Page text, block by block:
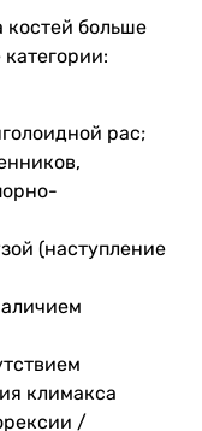
костей больше
рас;
(наступление
климакса
/